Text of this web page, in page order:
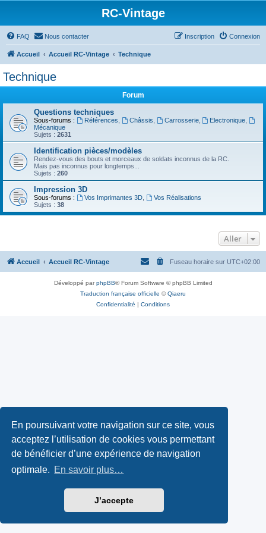
En poursuivant votre navigation sur ce site, vous
acceptez l’utilisation de cookies vous permettant
de bénéficier d’une expérience de navigation
optimale. En savoir plus…
J’accepte
RC-Vintage
FAQ Nous contacter Connexion
Inscription
Accueil Accueil RC-Vintage Technique
Technique
Forum
Questions techniques
Sous-forums : Références Châssis Carrosserie, Electronique
Mécanique
Sujets : 2631
Identification pièces/modèles
Rendez-vous des bouts et morceaux de soldats inconnus de la RC.
Mais pas inconnus pour longtemps...
Sujets : 260
Impression 3D
Sous-forums : Vos Imprimantes 3D,
Vos Réalisations
Sujets : 38
Aller
Accueil Accueil RC-Vintage Fuseau horaire sur UTC+02:00
Développé parphpBB® Forum Software © phpBB Limited
Traduction française officielle ©Qiaeru
Confidentialité | Conditions